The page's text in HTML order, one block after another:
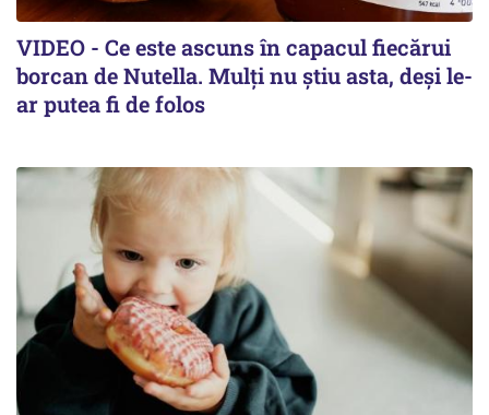
VIDEO - Ce este ascuns în capacul fiecărui
borcan de Nutella. Mulți nu știu asta, deși le-
ar putea fi de folos